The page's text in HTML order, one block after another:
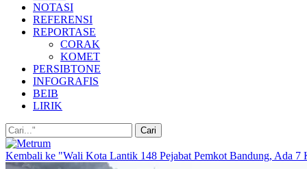
NOTASI
REFERENSI
REPORTASE
CORAK
KOMET
PERSIBTONE
INFOGRAFIS
BEIB
LIRIK
Kembali ke "Wali Kota Lantik 148 Pejabat Pemkot Bandung, Ada 7